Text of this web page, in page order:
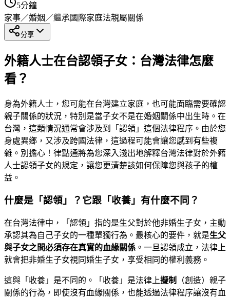
5分鐘
家事／婚姻／繼承 國際家庭法親屬關係
分享
外籍人士在台認領子女：台灣法律怎麼
看？
身為外籍人士，您可能在台灣建立家庭，也可能面臨需要確認
親子關係的狀況，特別是當子女不是在婚姻關係中出生時。在
台灣，這類情況通常會涉及到「認領」這個法律程序。由於您
身處異鄉，又涉及跨國法律，這過程可能會讓您感到有些複
雜。別擔心！律點通將為您深入淺出地解釋台灣法律對於外籍
人士認領子女的規定，讓您更清楚該如何保障您與孩子的權
益。
什麼是「認領」？它跟「收養」有什麼不同？
在台灣法律中，「認領」指的是生父對於他非婚生子女，主動
承認其為自己子女的一種單獨行為。最核心的要件，就是生父
與子女之間必須存在真實的血緣關係 。一旦認領成立，法律上
就會把非婚生子女視同婚生子女，享受相同的權利義務。
這與「收養」是不同的。「收養」是法律上擬制
（創造）親子
關係的行為，即使沒有血緣關係，也能透過法律程序讓沒有血